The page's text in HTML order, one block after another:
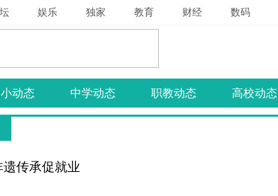
娱乐 独家 教育 财经 数码
动态 中学动态 职教动态 高校动态
传承促就业